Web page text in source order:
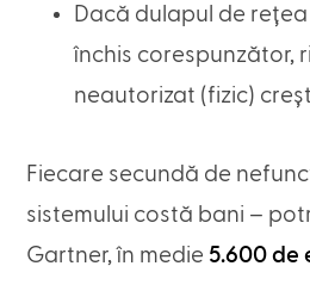
Dacă dulapul de
închis corespunzător,
neautorizat (fizic)
Fiecare secundă de
sistemului costă bani –
Gartner, în medie 5.600 de